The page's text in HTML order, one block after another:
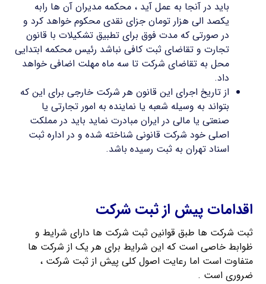
باید در آنجا به عمل آید ، محکمه مدیران آن ها رابه
یکصد الی هزار تومان جزای نقدی محکوم خواهد کرد و
در صورتی که مدت فوق برای تطبیق تشکیلات با قانون
تجارت و تقاضای ثبت کافی نباشد رئیس محکمه ابتدایی
محل به تقاضای شرکت تا سه ماه مهلت اضافی خواهد
داد.
از تاریخ اجرای این قانون هر شرکت خارجی برای این که
بتواند به وسیله شعبه یا نماینده به امور تجارتی یا
صنعتی یا مالی در ایران مبادرت نماید باید در مملکت
اصلی خود شرکت قانونی شناخته شده و در اداره ثبت
اسناد تهران به ثبت رسیده باشد.
اقدامات پیش از ثبت شرکت
ثبت شرکت ها طبق قوانین ثبت شرکت ها دارای شرایط و
ظوابط خاصی است که این شرایط برای هر یک از شرکت ها
متفاوت است اما رعایت اصول کلی پیش از ثبت شرکت ،
ضروری است .